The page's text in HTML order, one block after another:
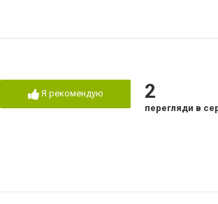
Я рекомендую 2
перегляди в